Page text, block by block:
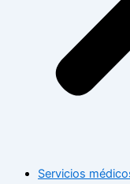
Servicios